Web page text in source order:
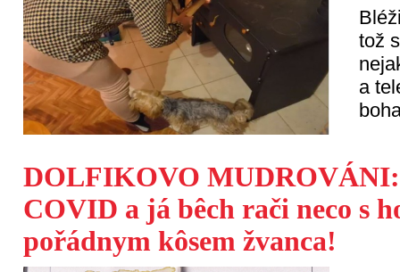
tož
a
DOLFIKOVO MUDROVÁNI:
COVID a já bêch rači neco s
pořádnym kôsem žvanca!